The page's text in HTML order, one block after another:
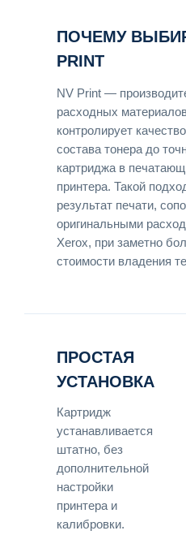
ПОЧЕМУ
PRINT
NV Print —
расходных
контролирует
состава тонера до
картриджа в
принтера. Такой
результат печати,
оригинальными
Xerox, при заметно
стоимости владения
ПРОСТАЯ
УСТАНОВКА
Картридж
устанавливается
штатно, без
дополнительной
настройки
принтера и
калибровки.